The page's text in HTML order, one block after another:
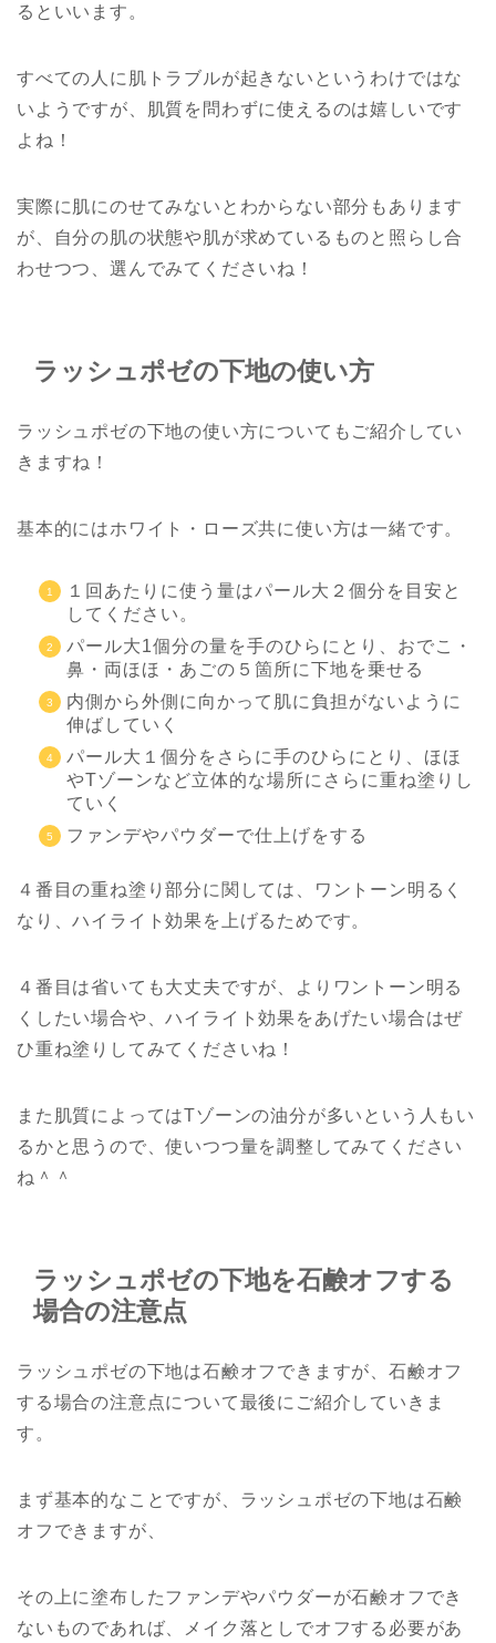
るといいます。
すべての人に肌トラブルが起きないというわけではな
いようですが、肌質を問わずに使えるのは嬉しいです
よね！
実際に肌にのせてみないとわからない部分もあります
が、自分の肌の状態や肌が求めているものと照らし合
わせつつ、選んでみてくださいね！
ラッシュポゼの下地の使い方
ラッシュポゼの下地の使い方についてもご紹介してい
きますね！
基本的にはホワイト・ローズ共に使い方は一緒です。
１回あたりに使う量はパール大２個分を目安と
してください。
パール大1個分の量を手のひらにとり、おでこ・
鼻・両ほほ・あごの５箇所に下地を乗せる
内側から外側に向かって肌に負担がないように
伸ばしていく
パール大１個分をさらに手のひらにとり、ほほ
やTゾーンなど立体的な場所にさらに重ね塗りし
ていく
ファンデやパウダーで仕上げをする
４番目の重ね塗り部分に関しては、ワントーン明るく
なり、ハイライト効果を上げるためです。
４番目は省いても大丈夫ですが、よりワントーン明る
くしたい場合や、ハイライト効果をあげたい場合はぜ
ひ重ね塗りしてみてくださいね！
また肌質によってはTゾーンの油分が多いという人もい
るかと思うので、使いつつ量を調整してみてください
ね＾＾
ラッシュポゼの下地を石鹸オフする
場合の注意点
ラッシュポゼの下地は石鹸オフできますが、石鹸オフ
する場合の注意点について最後にご紹介していきま
す。
まず基本的なことですが、ラッシュポゼの下地は石鹸
オフできますが、
その上に塗布したファンデやパウダーが石鹸オフでき
ないものであれば、メイク落としでオフする必要があ